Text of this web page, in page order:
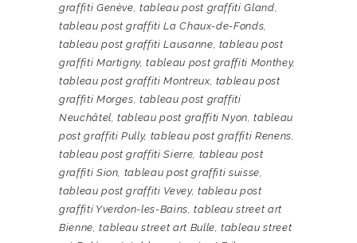
graffiti Genève ,tableau post graffiti Gland
tableau post graffiti La Chaux-de-Fonds
tableau post graffiti Lausanne tableau post
graffiti Martigny,tableau post graffiti Monthey,
tableau post graffiti Montreux, tableau post
graffiti Morges ,tableau post graffiti
Neuchâtel ,tableau post graffiti Nyon ,tableau
post graffiti Pully, tableau post graffiti Renens
tableau post graffiti Sierre tableau post
graffiti Sion tableau post graffiti suisse
tableau post graffiti Vevey, tableau post
graffiti Yverdon-les-Bains ,tableau street art
Bienne ,tableau street art Bulle ,tableau street